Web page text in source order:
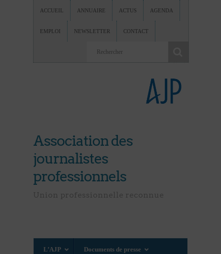
ACCUEIL ANNUAIRE ACTUS AGENDA
EMPLOI NEWSLETTER CONTACT
Association des
journalistes
professionnels
L’AJP Documents de presse